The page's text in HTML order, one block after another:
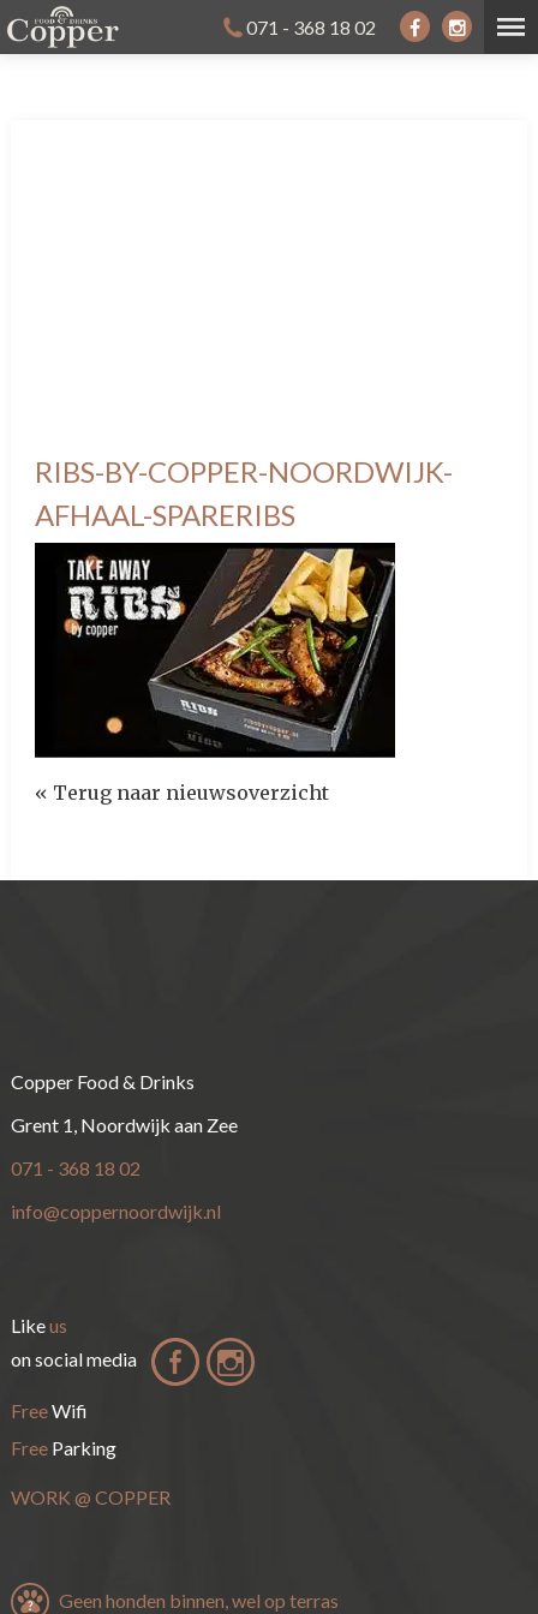
071 - 368 18 02
RIBS-BY-COPPER-NOORDWIJK-
AFHAAL-SPARERIBS
« Terug naar nieuwsoverzicht
Copper Food & Drinks
Grent 1, Noordwijk aan Zee
071 - 368 18 02
info@coppernoordwijk.nl
Likeus
on social media
FreeWifi
FreeParking
WORK @ COPPER
Geen honden binnen, wel op terras